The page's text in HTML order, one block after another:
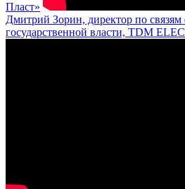
Пласт»
Дмитрий Зорин, директор по связям
государственной власти, TDM